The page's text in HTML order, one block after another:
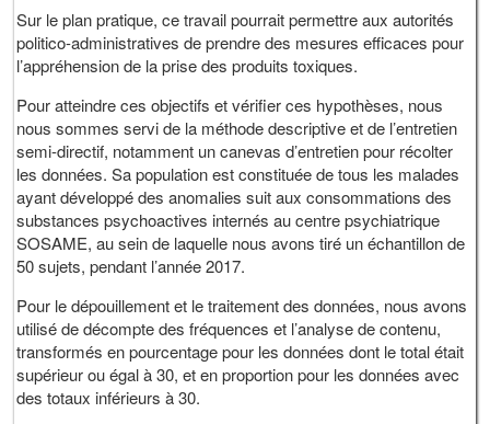
Sur le plan pratique, ce travail pourrait permettre aux autorités
politico-administratives de prendre des mesures efficaces pour
l’appréhension de la prise des produits toxiques.
Pour atteindre ces objectifs et vérifier ces hypothèses, nous
nous sommes servi de la méthode descriptive et de l’entretien
semi-directif, notamment un canevas d’entretien pour récolter
les données. Sa population est constituée de tous les malades
ayant développé des anomalies suit aux consommations des
substances psychoactives internés au centre psychiatrique
SOSAME, au sein de laquelle nous avons tiré un échantillon de
50 sujets, pendant l’année 2017.
Pour le dépouillement et le traitement des données, nous avons
utilisé de décompte des fréquences et l’analyse de contenu,
transformés en pourcentage pour les données dont le total était
supérieur ou égal à 30, et en proportion pour les données avec
des totaux inférieurs à 30.